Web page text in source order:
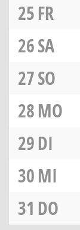
25FR
26SA
27SO
28MO
29DI
30MI
31 DO